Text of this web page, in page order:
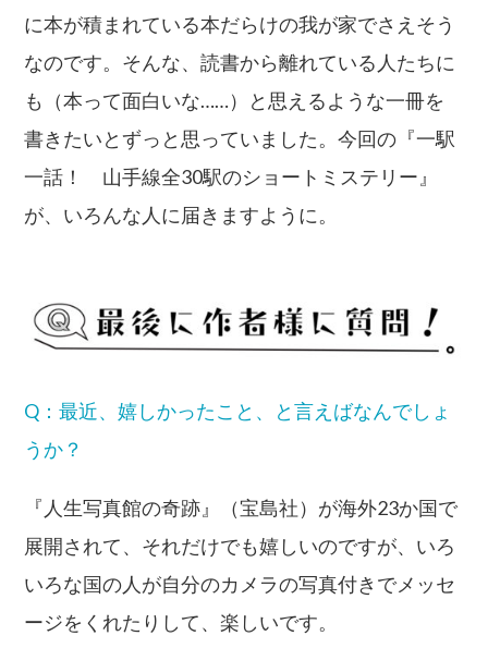
に本が積まれている本だらけの我が家でさえそう
なのです。そんな、読書から離れている人たちに
も（本って面白いな……）と思えるような一冊を
書きたいとずっと思っていました。今回の『一駅
一話！ 山手線全30駅のショートミステリー』
が、いろんな人に届きますように。
Q：最近、嬉しかったこと、と言えばなんでしょ
うか？
『人生写真館の奇跡』（宝島社）が海外23か国で
展開されて、それだけでも嬉しいのですが、いろ
いろな国の人が自分のカメラの写真付きでメッセ
ージをくれたりして、楽しいです。